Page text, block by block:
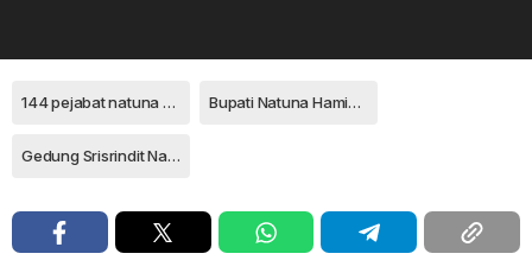
144 pejabat natuna dilantik 2019 Bupati Natuna Hamid Rizal
Gedung Srisrindit Natuna